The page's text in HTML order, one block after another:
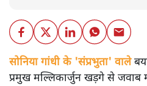
सोनिया गांधी के 'संप्रभुता' वाले
प्रमुख मल्लिकार्जुन खड़गे से जवाब